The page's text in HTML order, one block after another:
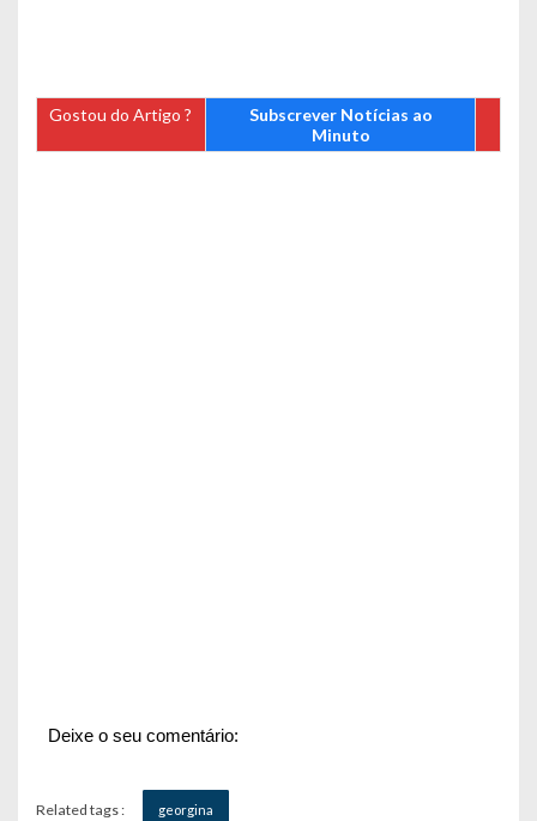
Gostou do Artigo ?
Subscrever Notícias ao
Minuto
Deixe o seu comentário:
Related tags : georgina